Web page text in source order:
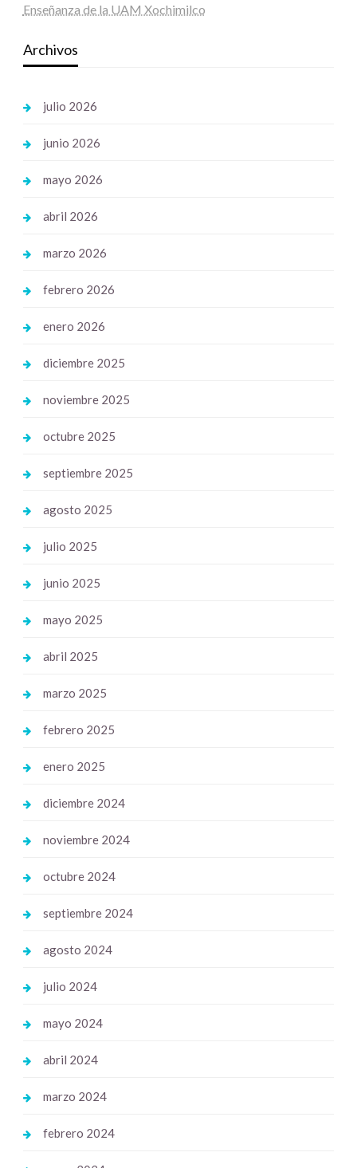
Enseñanza de la UAM Xochimilco
Archivos
julio 2026
junio 2026
mayo 2026
abril 2026
marzo 2026
febrero 2026
enero 2026
diciembre 2025
noviembre 2025
octubre 2025
septiembre 2025
agosto 2025
julio 2025
junio 2025
mayo 2025
abril 2025
marzo 2025
febrero 2025
enero 2025
diciembre 2024
noviembre 2024
octubre 2024
septiembre 2024
agosto 2024
julio 2024
mayo 2024
abril 2024
marzo 2024
febrero 2024